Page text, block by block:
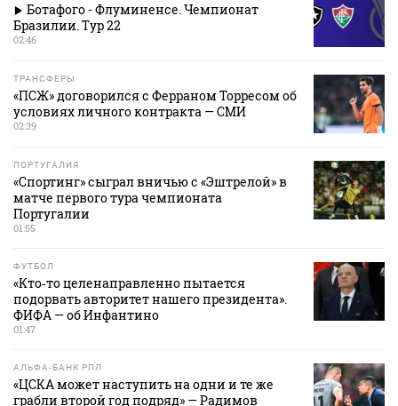
Ботафого - Флуминенсе. Чемпионат
Бразилии. Тур 22
02:46
ТРАНСФЕРЫ
«ПСЖ» договорился с Ферраном Торресом об
условиях личного контракта — СМИ
02:39
ПОРТУГАЛИЯ
«Спортинг» сыграл вничью с «Эштрелой» в
матче первого тура чемпионата
Португалии
01:55
ФУТБОЛ
«Кто‑то целенаправленно пытается
подорвать авторитет нашего президента».
ФИФА — об Инфантино
01:47
АЛЬФА-БАНК РПЛ
«ЦСКА может наступить на одни и те же
грабли второй год подряд» — Радимов